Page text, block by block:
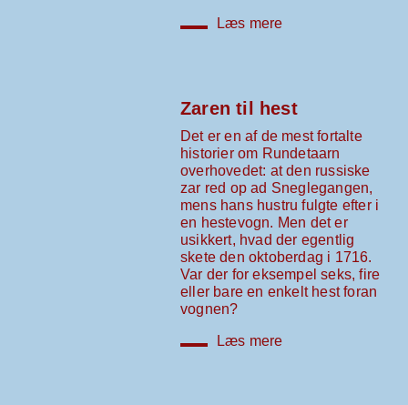
Læs mere
Zaren til hest
Det er en af de mest fortalte
historier om Rundetaarn
overhovedet: at den russiske
zar red op ad Sneglegangen,
mens hans hustru fulgte efter i
en hestevogn. Men det er
usikkert, hvad der egentlig
skete den oktoberdag i 1716.
Var der for eksempel seks, fire
eller bare en enkelt hest foran
vognen?
Læs mere